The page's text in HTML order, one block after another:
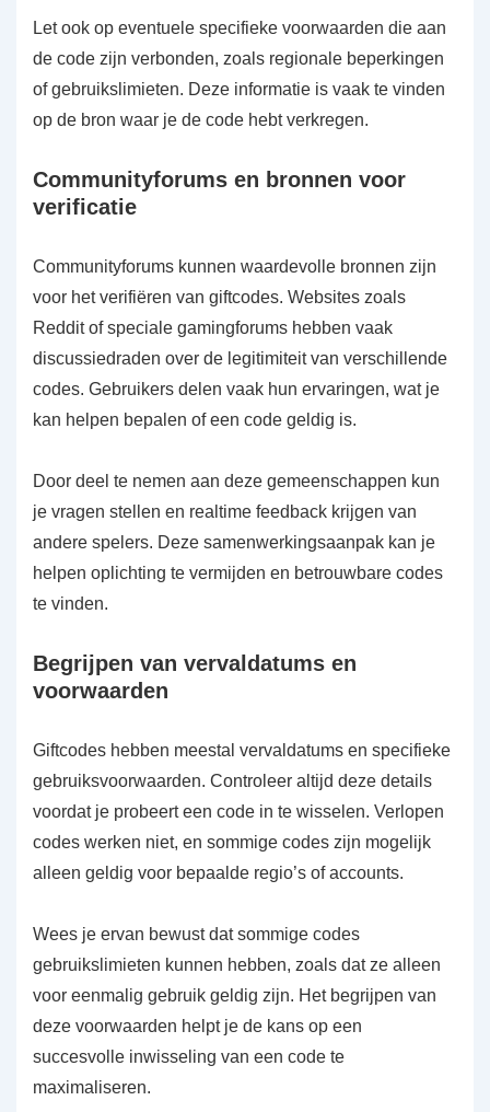
Let ook op eventuele specifieke voorwaarden die aan
de code zijn verbonden, zoals regionale beperkingen
of gebruikslimieten. Deze informatie is vaak te vinden
op de bron waar je de code hebt verkregen.
Communityforums en bronnen voor
verificatie
Communityforums kunnen waardevolle bronnen zijn
voor het verifiëren van giftcodes. Websites zoals
Reddit of speciale gamingforums hebben vaak
discussiedraden over de legitimiteit van verschillende
codes. Gebruikers delen vaak hun ervaringen, wat je
kan helpen bepalen of een code geldig is.
Door deel te nemen aan deze gemeenschappen kun
je vragen stellen en realtime feedback krijgen van
andere spelers. Deze samenwerkingsaanpak kan je
helpen oplichting te vermijden en betrouwbare codes
te vinden.
Begrijpen van vervaldatums en
voorwaarden
Giftcodes hebben meestal vervaldatums en specifieke
gebruiksvoorwaarden. Controleer altijd deze details
voordat je probeert een code in te wisselen. Verlopen
codes werken niet, en sommige codes zijn mogelijk
alleen geldig voor bepaalde regio’s of accounts.
Wees je ervan bewust dat sommige codes
gebruikslimieten kunnen hebben, zoals dat ze alleen
voor eenmalig gebruik geldig zijn. Het begrijpen van
deze voorwaarden helpt je de kans op een
succesvolle inwisseling van een code te
maximaliseren.